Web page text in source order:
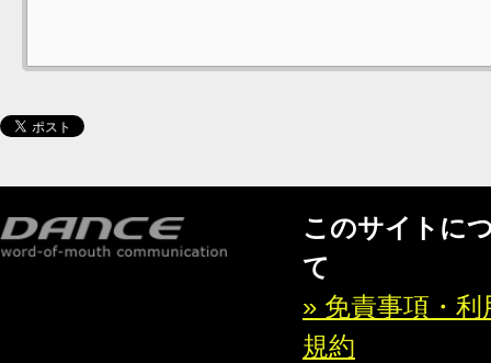
このサイトに
て
» 免責事項・利
規約